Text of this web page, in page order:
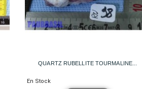
QUARTZ RUBELLITE TOURMALINE...
En Stock